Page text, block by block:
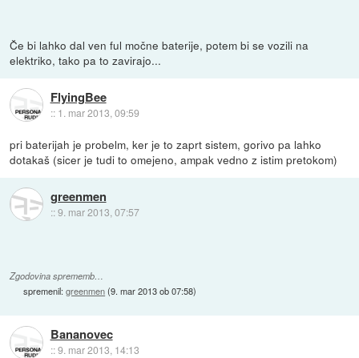
Če bi lahko dal ven ful močne baterije, potem bi se vozili na
elektriko, tako pa to zavirajo...
FlyingBee
:: 1. mar 2013, 09:59
pri baterijah je probelm, ker je to zaprt sistem, gorivo pa lahko
dotakaš (sicer je tudi to omejeno, ampak vedno z istim pretokom)
greenmen
::9. mar 2013, 07:57
Zgodovina sprememb…
spremenil:greenmen(9. mar 2013 ob 07:58)
Bananovec
::9. mar 2013, 14:13